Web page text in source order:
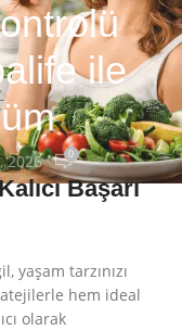
ile
2026 0
Başarı
yaşam tarzınızı
hem ideal
olarak